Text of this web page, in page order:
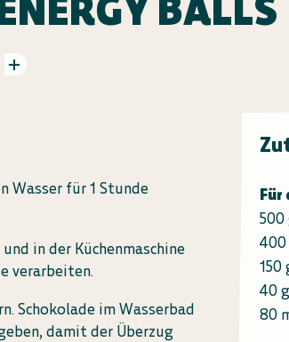
Für
400
150
40
80
Wasser für 1 Stunde
in der Küchenmaschine
verarbeiten.
Schokolade im Wasserbad
damit der Überzug